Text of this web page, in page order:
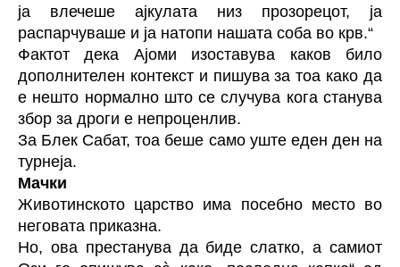
ја влечеше ајкулата низ прозорецот, ја
распарчуваше и ја натопи нашата соба во крв.“
Фактот дека Ајоми изоставува каков било
дополнителен контекст и пишува за тоа како да
е нешто нормално што се случува кога станува
збор за дроги е непроценлив.
За Блек Сабат, тоа беше само уште еден ден на
турнеја.
Мачки
Животинското царство има посебно место во
неговата приказна.
Но, ова престанува да биде слатко, а самиот